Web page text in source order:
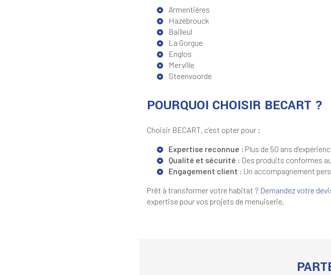
Armentières
Hazebrouck
Bailleul
La Gorgue
Englos
Merville
Steenvoorde
POURQUOI CHOISIR BECART ?
Choisir BECART, c’est opter pour :
Expertise reconnue : Plus de 50 ans
Qualité et sécurité : Des produits conformes
Engagement client : Un accompagnement
Prêt à transformer votre habitat ? Demandez votre
expertise pour vos projets de menuiserie.